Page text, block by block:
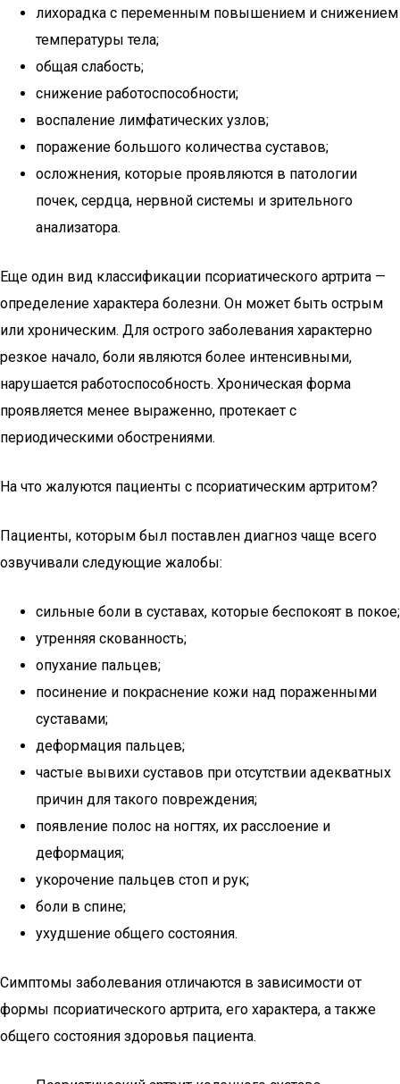
лихорадка с переменным повышением и снижением
температуры тела;
общая слабость;
снижение работоспособности;
воспаление лимфатических узлов;
поражение большого количества суставов;
осложнения, которые проявляются в патологии
почек, сердца, нервной системы и зрительного
анализатора.
Еще один вид классификации псориатического артрита —
определение характера болезни. Он может быть острым
или хроническим. Для острого заболевания характерно
резкое начало, боли являются более интенсивными,
нарушается работоспособность. Хроническая форма
проявляется менее выраженно, протекает с
периодическими обострениями.
На что жалуются пациенты с псориатическим артритом?
Пациенты, которым был поставлен диагноз чаще всего
озвучивали следующие жалобы:
сильные боли в суставах, которые беспокоят в покое;
утренняя скованность;
опухание пальцев;
посинение и покраснение кожи над пораженными
суставами;
деформация пальцев;
частые вывихи суставов при отсутствии адекватных
причин для такого повреждения;
появление полос на ногтях, их расслоение и
деформация;
укорочение пальцев стоп и рук;
боли в спине;
ухудшение общего состояния.
Симптомы заболевания отличаются в зависимости от
формы псориатического артрита, его характера, а также
общего состояния здоровья пациента.